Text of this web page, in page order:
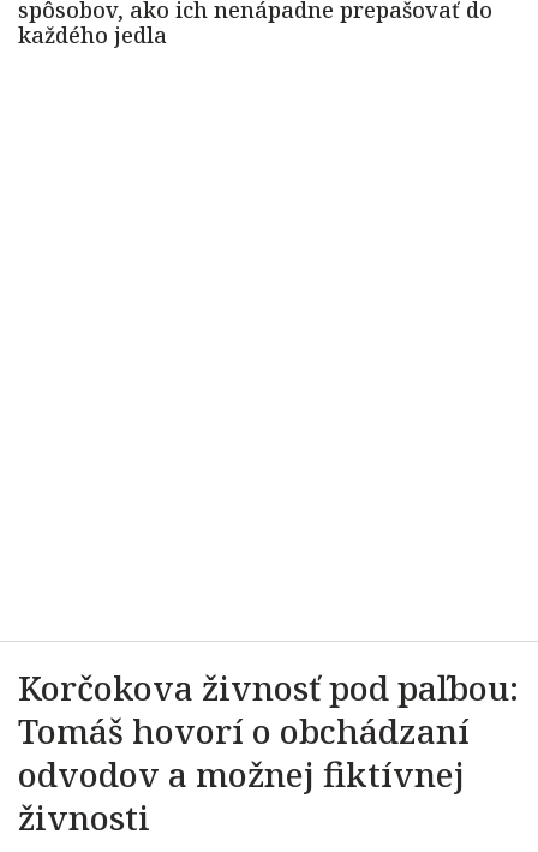
Korčokova živnosť pod paľbou:
Tomáš hovorí o obchádzaní
odvodov a možnej fiktívnej
živnosti